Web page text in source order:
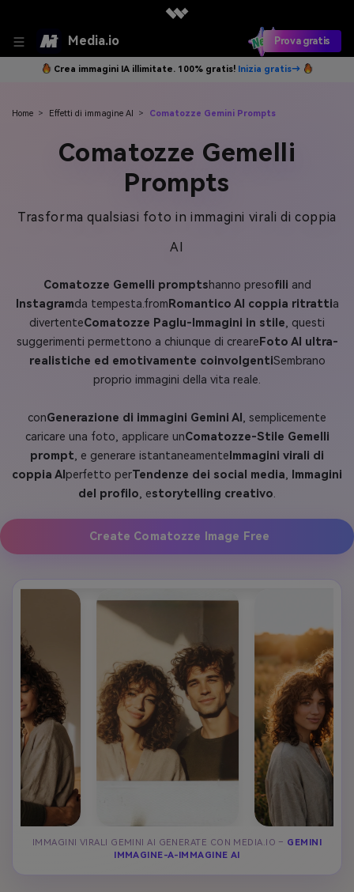
Media.io Prova gratis
Crea immagini IA illimitate. 100% gratis! Inizia gratis→
Home > Effetti di immagine AI > Comatozze Gemini Prompts
Comatozze Gemelli
Prompts
Trasforma qualsiasi foto in immagini virali di coppia
AI
Comatozze Gemelli promptshanno presofili and
Instagramda tempesta.from Romantico AI coppia ritrattia
divertenteComatozze Paglu-Immagini in stile, questi
suggerimenti permettono a chiunque di creare Foto AI ultra-
realistiche ed emotivamente coinvolgentiSembrano
proprio immagini della vita reale.
conGenerazione di immagini Gemini AI , semplicemente
caricare una foto, applicare unComatozze-Stile Gemelli
prompt, e generare istantaneamente Immagini virali di
coppia AI perfetto perTendenze dei social media, Immagini
del profilo, estorytelling creativo.
Create Comatozze Image Free
IMMAGINI VIRALI GEMINI AI GENERATE CON MEDIA.IO – GEMINI
IMMAGINE-A-IMMAGINE AI